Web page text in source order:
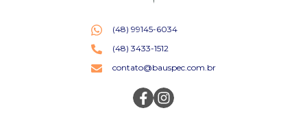
(48) 99145-6034
(48) 3433-1512
contato@bauspec.com.br